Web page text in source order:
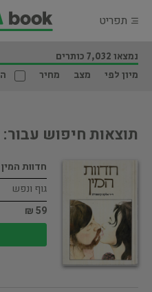
תפריט
נמצאו 7,032 כותרים
מיון לפי
מצב מחיר
תוצאות חיפוש עבור:
חדוות המין
גוף ונפש
59 ₪